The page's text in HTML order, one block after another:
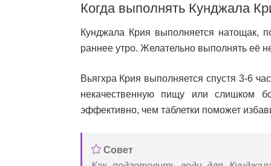
Когда выполнять Кунджала
Кунджала Крия выполняется натощак,
раннее утро. Желательно выполнять её
Вьягхра Крия выполняется спустя 3-6
некачественную пищу или слишком
эффективно, чем таблетки поможет
Совет